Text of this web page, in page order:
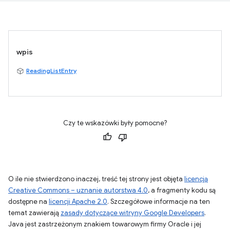
wpis
ReadingListEntry
Czy te wskazówki były pomocne?
O ile nie stwierdzono inaczej, treść tej strony jest objęta licencją
Creative Commons – uznanie autorstwa 4.0, a fragmenty kodu są
dostępne na licencji Apache 2.0. Szczegółowe informacje na ten
temat zawierają zasady dotyczące witryny Google Developers.
Java jest zastrzeżonym znakiem towarowym firmy Oracle i jej